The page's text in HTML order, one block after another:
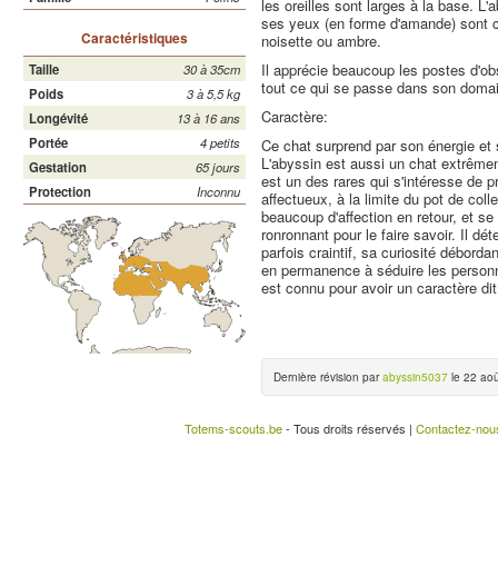
Caractéristiques
Taille
30 à 35cm
Poids
3 à 5,5 kg
Longévité
13 à 16 ans
Portée
4 petits
Gestation
65 jours
Protection
Inconnu
les oreilles sont larges à la base.
ses yeux (en forme d'amande)
noisette ou ambre.
Il apprécie beaucoup les postes
tout ce qui se passe dans son
Caractère:
Ce chat surprend par son énergie
L'abyssin est aussi un chat
est un des rares qui s'intéresse de
affectueux, à la limite du pot de
beaucoup d'affection en retour, et
ronronnant pour le faire savoir. Il
parfois craintif, sa curiosité
en permanence à séduire les
est connu pour avoir un caractère
Dernière révision parabyssin5037 le 22
Totems-scouts.be- Tous droits réservés | Contactez-